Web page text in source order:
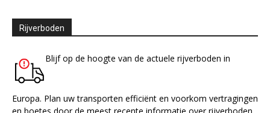
Rijverboden
Blijf op de hoogte van de actuele rijverboden in
Europa. Plan uw transporten efficiënt en voorkom vertragingen